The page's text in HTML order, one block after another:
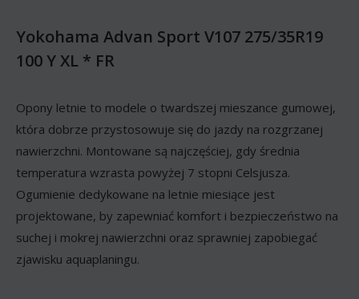
Yokohama Advan Sport V107 275/35R19
100 Y XL * FR
Opony letnie to modele o twardszej mieszance gumowej,
która dobrze przystosowuje się do jazdy na rozgrzanej
nawierzchni. Montowane są najczęściej, gdy średnia
temperatura wzrasta powyżej 7 stopni Celsjusza.
Ogumienie dedykowane na letnie miesiące jest
projektowane, by zapewniać komfort i bezpieczeństwo na
suchej i mokrej nawierzchni oraz sprawniej zapobiegać
zjawisku aquaplaningu.